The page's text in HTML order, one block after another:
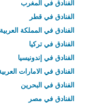
الفنادق في المغرب
الفنادق في قطر
الفنادق في المملكة
الفنادق في تركيا
الفنادق في إندونيسيا
الفنادق في الامارات
الفنادق في البحرين
الفنادق في مصر